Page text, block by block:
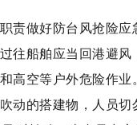
责做好防台风抢险应
往船舶应当回港避
高空等户外危险作业
动的搭建物，人员